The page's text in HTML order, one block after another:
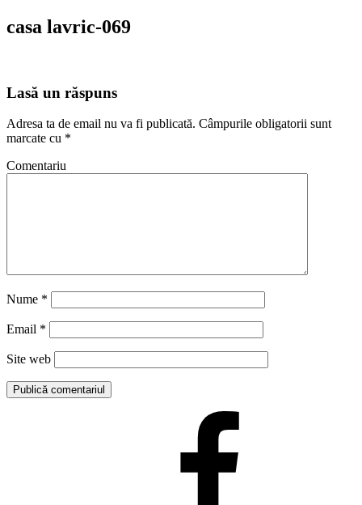
casa lavric-069
Lasă un răspuns
Adresa ta de email nu va fi publicată. Câmpurile obligatorii sunt
marcate cu *
Comentariu
Nume *
Email *
Site web